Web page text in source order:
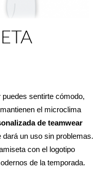
puedes sentirte cómodo,
el microclima
un uso sin problemas.
con el logotipo
de la temporada.